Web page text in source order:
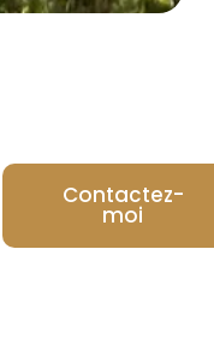
Contactez-
moi